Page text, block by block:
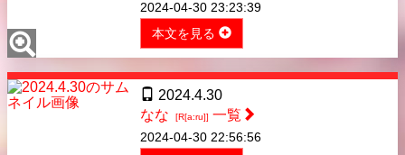
2024-04-30 23:23:39
本文を見る
2024.4.30
なな
[R[a:ru]] 一覧
2024-04-30 22:56:56